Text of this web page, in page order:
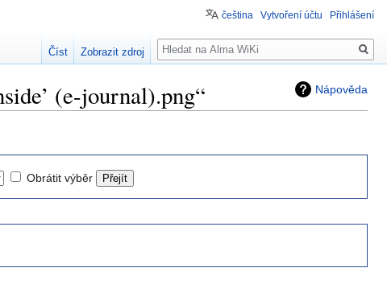
Nápověda
(e-journal).png“
Obrátit výběr
čeština Vytvoření účtu Přihlášení
Číst Zobrazit zdroj
Hledat